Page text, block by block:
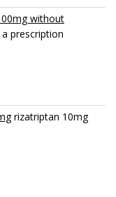
without
prescription
rizatriptan 10mg